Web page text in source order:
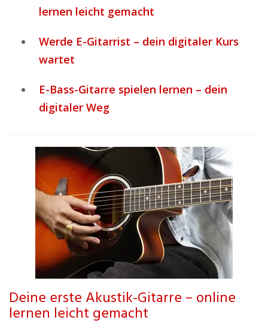
lernen leicht gemacht
Werde E-Gitarrist – dein digitaler Kurs
wartet
E-Bass-Gitarre spielen lernen – dein
digitaler Weg
Deine erste Akustik-Gitarre – online
lernen leicht gemacht